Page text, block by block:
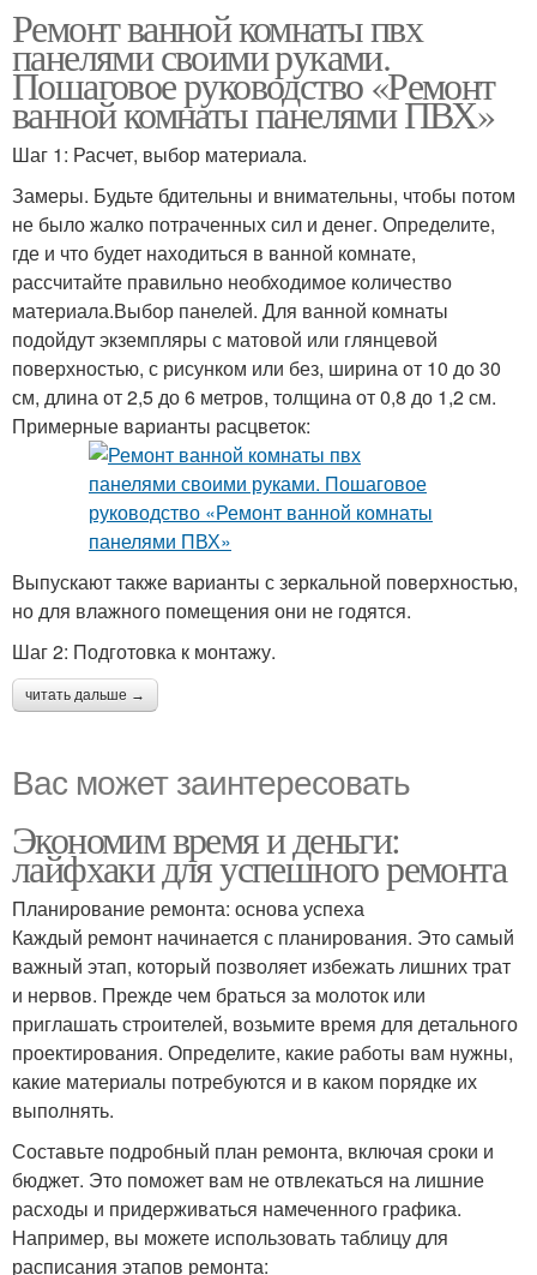
Ремонт ванной комнаты пвх
панелями своими руками.
Пошаговое руководство «Ремонт
ванной комнаты панелями ПВХ»
Шаг 1: Расчет, выбор материала.
Замеры. Будьте бдительны и внимательны, чтобы потом
не было жалко потраченных сил и денег. Определите,
где и что будет находиться в ванной комнате,
рассчитайте правильно необходимое количество
материала.Выбор панелей. Для ванной комнаты
подойдут экземпляры с матовой или глянцевой
поверхностью, с рисунком или без, ширина от 10 до 30
см, длина от 2,5 до 6 метров, толщина от 0,8 до 1,2 см.
Примерные варианты расцветок:
Выпускают также варианты с зеркальной поверхностью,
но для влажного помещения они не годятся.
Шаг 2: Подготовка к монтажу.
читать дальше →
Вас может заинтересовать
Экономим время и деньги:
лайфхаки для успешного ремонта
Планирование ремонта: основа успеха
Каждый ремонт начинается с планирования. Это самый
важный этап, который позволяет избежать лишних трат
и нервов. Прежде чем браться за молоток или
приглашать строителей, возьмите время для детального
проектирования. Определите, какие работы вам нужны,
какие материалы потребуются и в каком порядке их
выполнять.
Составьте подробный план ремонта, включая сроки и
бюджет. Это поможет вам не отвлекаться на лишние
расходы и придерживаться намеченного графика.
Например, вы можете использовать таблицу для
расписания этапов ремонта: